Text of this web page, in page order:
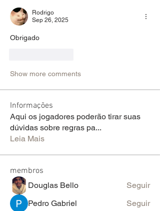
Rodrigo
Sep 26, 2025
Obrigado
Show more comments
Informações
Aqui os jogadores poderão tirar suas
dúvidas sobre regras pa...
Leia Mais
membros
Douglas Bello
Seguir
Pedro Gabriel
Seguir